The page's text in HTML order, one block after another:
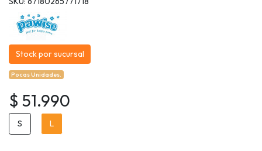
Stock por sucursal
Pocas Unidades.
$ 51.990
S L